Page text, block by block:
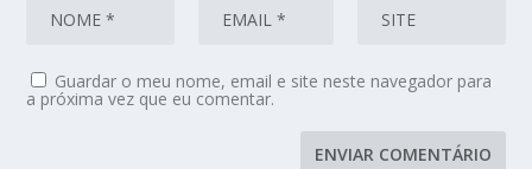
Guardar o meu nome, email e site neste navegador para
a próxima vez que eu comentar.